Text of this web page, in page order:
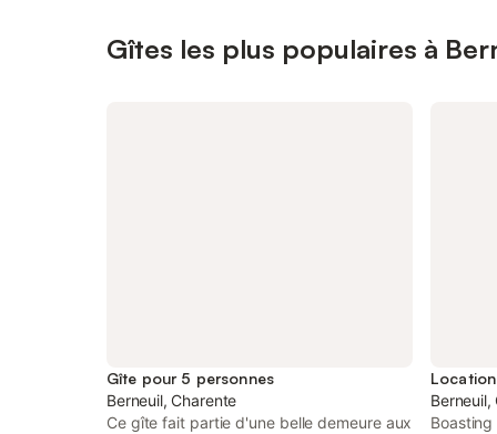
Gîtes les plus populaires à
Gîte pour 5 personnes
Berneuil, Charente
Ce gîte fait partie d'une belle demeure aux
Berneuil,